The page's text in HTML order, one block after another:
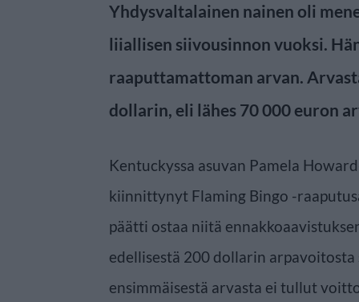
Yhdysvaltalainen nainen oli
liiallisen siivousinnon vuoksi.
raaputtamattoman arvan.
dollarin, eli lähes 70 000 euron
Kentuckyssa asuvan Pamela
kiinnittynyt Flaming Bingo -
päätti ostaa niitä
edellisestä 200 dollarin
ensimmäisestä arvasta ei tullut